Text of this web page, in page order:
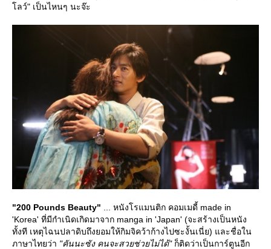
ลว์" เป็นไหนๆ นะจ๊ะ
"200 Pounds Beauty" ... หนังโรแมนติก คอมเมดี้ made in
'Korea' ที่มีกำเนิดเกิดมาจาก manga in 'Japan' (จะสร้างเป็นหนัง
ทั้งที เหตุไฉนปลาดิบถึงยอมให้กิมจิคว้าก้างไปซะงั้นเนี่ย) และชื่อใน
ภาษาไทยว่า "คันนะซัง คนจะสวยช่วยไม่ได้"ก็ติดว่าเป็นการ์ตูนอีก